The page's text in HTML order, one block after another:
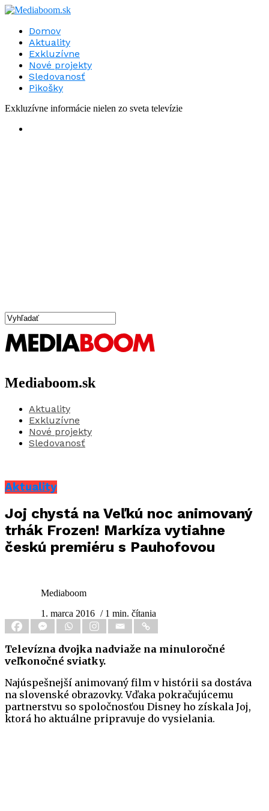
Domov
Aktuality
Exkluzívne
Nové projekty
Sledovanosť
Pikošky
Exkluzívne informácie nielen zo sveta televízie
Mediaboom.sk
Aktuality
Exkluzívne
Nové projekty
Sledovanosť
Aktuality
Joj chystá na Veľkú noc animovaný
trhák Frozen! Markíza vytiahne
českú premiéru s Pauhofovou
Mediaboom
1. marca 2016 / 1 min. čítania
Televízna dvojka nadviaže na minuloročné
veľkonočné sviatky.
Najúspešnejší animovaný film v histórii sa dostáva
na slovenské obrazovky. Vďaka pokračujúcemu
partnerstvu so spoločnosťou Disney ho získala Joj,
ktorá ho aktuálne pripravuje do vysielania.